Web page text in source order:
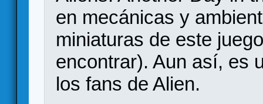
en mecánicas y
miniaturas de este
encontrar). Aun así, es
los fans de Alien.